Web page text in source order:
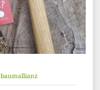
baumallianz